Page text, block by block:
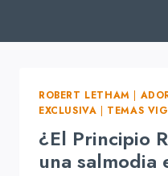
ROBERT LETHAM |
EXCLUSIVA | TEMAS
¿El Principio
una salmodia